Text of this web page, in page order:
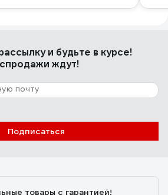
и будьте в курсе!
ждут!
Подписаться
товары с гарантией!